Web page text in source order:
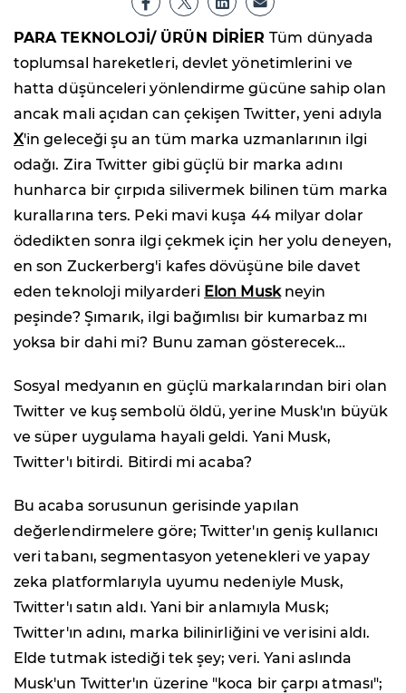
PARA TEKNOLOJİ/ ÜRÜN DİRİERTüm dünyada
toplumsal hareketleri, devlet yönetimlerini ve
hatta düşünceleri yönlendirme gücüne sahip olan
ancak mali açıdan can çekişen Twitter, yeni adıyla
X'in geleceği şu an tüm marka uzmanlarının ilgi
odağı. Zira Twitter gibi güçlü bir marka adını
hunharca bir çırpıda silivermek bilinen tüm marka
kurallarına ters. Peki mavi kuşa 44 milyar dolar
ödedikten sonra ilgi çekmek için her yolu deneyen,
en son Zuckerberg'i kafes dövüşüne bile davet
eden teknoloji milyarderi Elon Muskneyin
peşinde? Şımarık, ilgi bağımlısı bir kumarbaz mı
yoksa bir dahi mi? Bunu zaman gösterecek…
Sosyal medyanın en güçlü markalarından biri olan
Twitter ve kuş sembolü öldü, yerine Musk'ın büyük
ve süper uygulama hayali geldi. Yani Musk,
Twitter'ı bitirdi. Bitirdi mi acaba?
Bu acaba sorusunun gerisinde yapılan
değerlendirmelere göre; Twitter'ın geniş kullanıcı
veri tabanı, segmentasyon yetenekleri ve yapay
zeka platformlarıyla uyumu nedeniyle Musk,
Twitter'ı satın aldı. Yani bir anlamıyla Musk;
Twitter'ın adını, marka bilinirliğini ve verisini aldı.
Elde tutmak istediği tek şey; veri. Yani aslında
Musk'un Twitter'ın üzerine "koca bir çarpı atması";